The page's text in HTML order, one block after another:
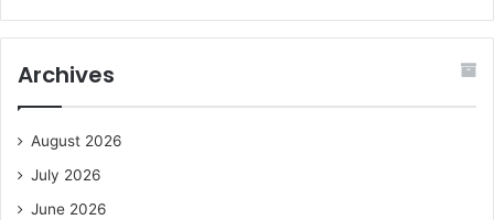
Archives
August 2026
July 2026
June 2026